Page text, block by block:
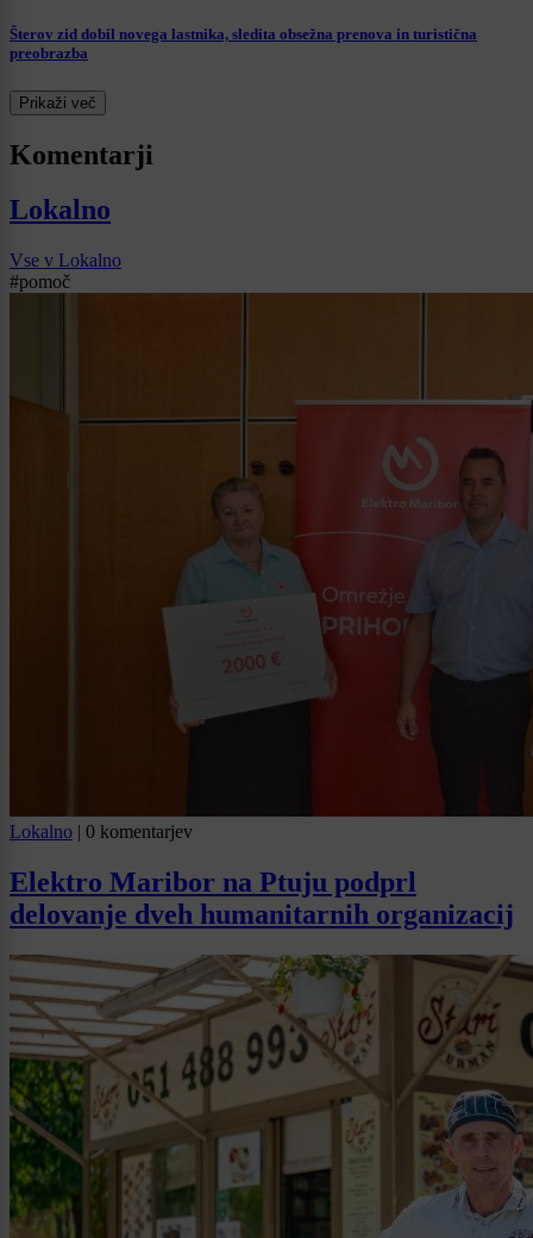
Šterov zid dobil novega lastnika, sledita obsežna prenova in turistična
preobrazba
Prikaži več
Komentarji
Lokalno
Vse v Lokalno
#pomoč
Lokalno | 0 komentarjev
Elektro Maribor na Ptuju podprl
delovanje dveh humanitarnih organizacij